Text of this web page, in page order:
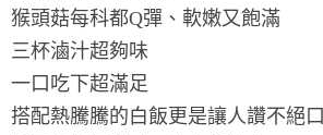
猴頭菇每科都Q彈、軟嫩又飽滿
三杯滷汁超夠味
一口吃下超滿足
搭配熱騰騰的白飯更是讓人讚不絕口